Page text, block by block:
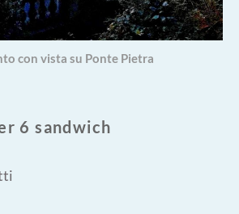
con vista su Ponte Pietra
6 sandwich